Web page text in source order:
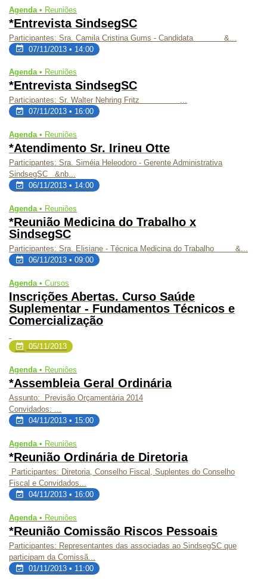
Agenda • Reuniões
*Entrevista SindsegSC
Participantes: Sra. Camila Cristina Gums - Candidata &...
07/11/2013 • 14:00
Agenda • Reuniões
*Entrevista SindsegSC
Participantes: Sr. Walter Nehring Fritz ...
07/11/2013 • 16:00
Agenda • Reuniões
*Atendimento Sr. Irineu Otte
Participantes: Sra. Siméia Heleodoro - Gerente Administrativa
SindsegSC &nb...
06/11/2013 • 14:00
Agenda • Reuniões
*Reunião Medicina do Trabalho x
SindsegSC
Participantes: Sra. Elisiane - Técnica Medicina do Trabalho &...
06/11/2013 • 09:00
Agenda •Cursos
Inscrições Abertas. Curso Saúde
Suplementar - Fundamentos Técnicos e
Comercialização
05/11/2013
Agenda • Reuniões
*Assembleia Geral Ordinária
Assunto: Previsão Orçamentária 2014
Convidados: ...
04/11/2013 • 15:00
Agenda • Reuniões
*Reunião Ordinária de Diretoria
Participantes: Diretoria, Conselho Fiscal, Suplentes do Conselho
Fiscal e Convidados...
04/11/2013 • 16:00
Agenda • Reuniões
*Reunião Comissão Riscos Pessoais
Participantes: Representantes das associadas ao SindsegSC que
participam da Comissã...
01/11/2013 • 11:00